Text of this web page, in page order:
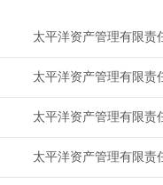
太平洋资产管理有限责
太平洋资产管理有限责